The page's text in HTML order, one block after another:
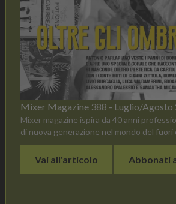
Mixer Magazine 388 - Luglio/Agosto
Mixer magazine ispira da 40 anni
di nuova generazione nel mondo del fuori
Vai all'articolo Abbonati